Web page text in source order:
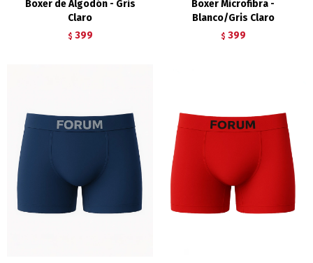
Boxer de Algodón - Gris
Claro
$ 399
Boxer Microfibra -
Blanco/Gris Claro
$ 399